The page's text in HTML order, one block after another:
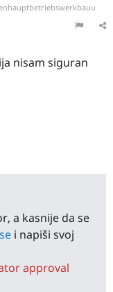
nisam siguran
a kasnije da se
i napiši svoj
approval